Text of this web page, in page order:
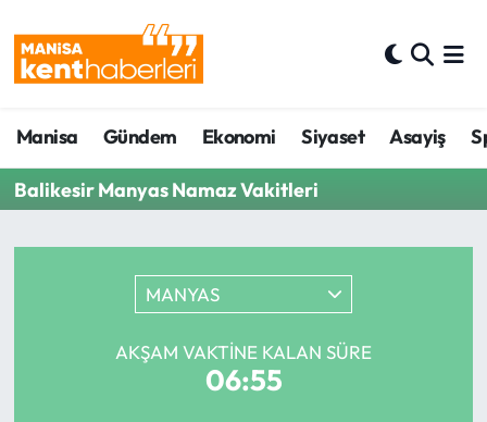
Manisa Gündem Ekonomi Siyaset Asayiş
Balikesir Manyas Namaz Vakitleri
MANYAS
AKŞAM VAKTINE KALAN SÜRE
06:55
Ahmetli Hava Durumu
Ahmetli Trafik Yoğunluk Haritası
Süper Lig Puan Durumu ve Fikstür
Tüm Manşetler
Son Dakika Haberleri
Haber Arşivi